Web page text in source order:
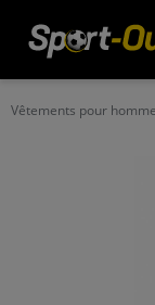
Vêtements pour